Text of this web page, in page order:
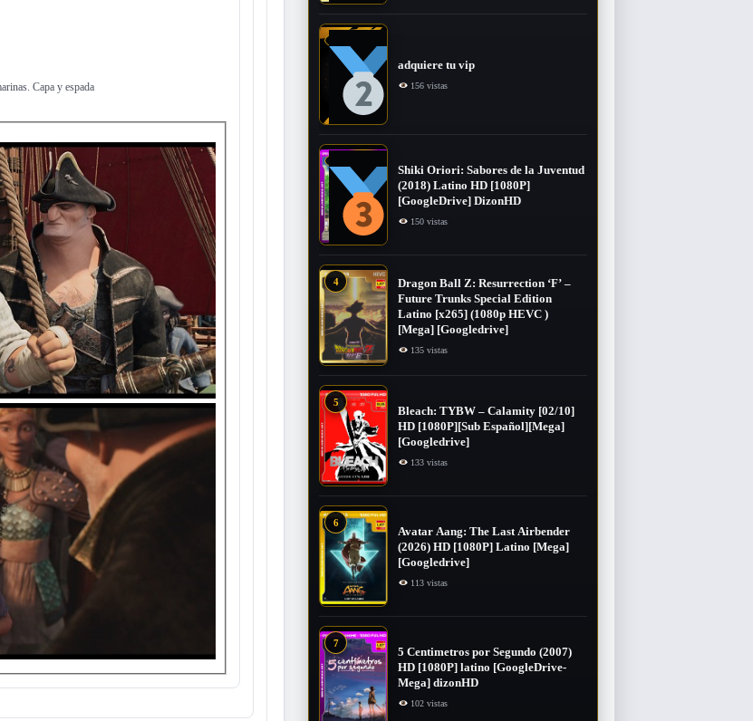
Capa y espada
adquiere tu vip
156 vistas
Shiki Oriori: Sabores de la Juventud
(2018) Latino HD [1080P]
[GoogleDrive] DizonHD
150 vistas
4
Dragon Ball Z: Resurrection ‘F’ –
Future Trunks Special Edition
Latino [x265] (1080p HEVC )
[Mega] [Googledrive]
135 vistas
5
Bleach: TYBW – Calamity [02/10]
HD [1080P][Sub Español][Mega]
[Googledrive]
133 vistas
6
Avatar Aang: The Last Airbender
(2026) HD [1080P] Latino [Mega]
[Googledrive]
113 vistas
7
5 Centimetros por Segundo (2007) ​
HD [1080P] latino [GoogleDrive-
Mega] dizonHD
102 vistas